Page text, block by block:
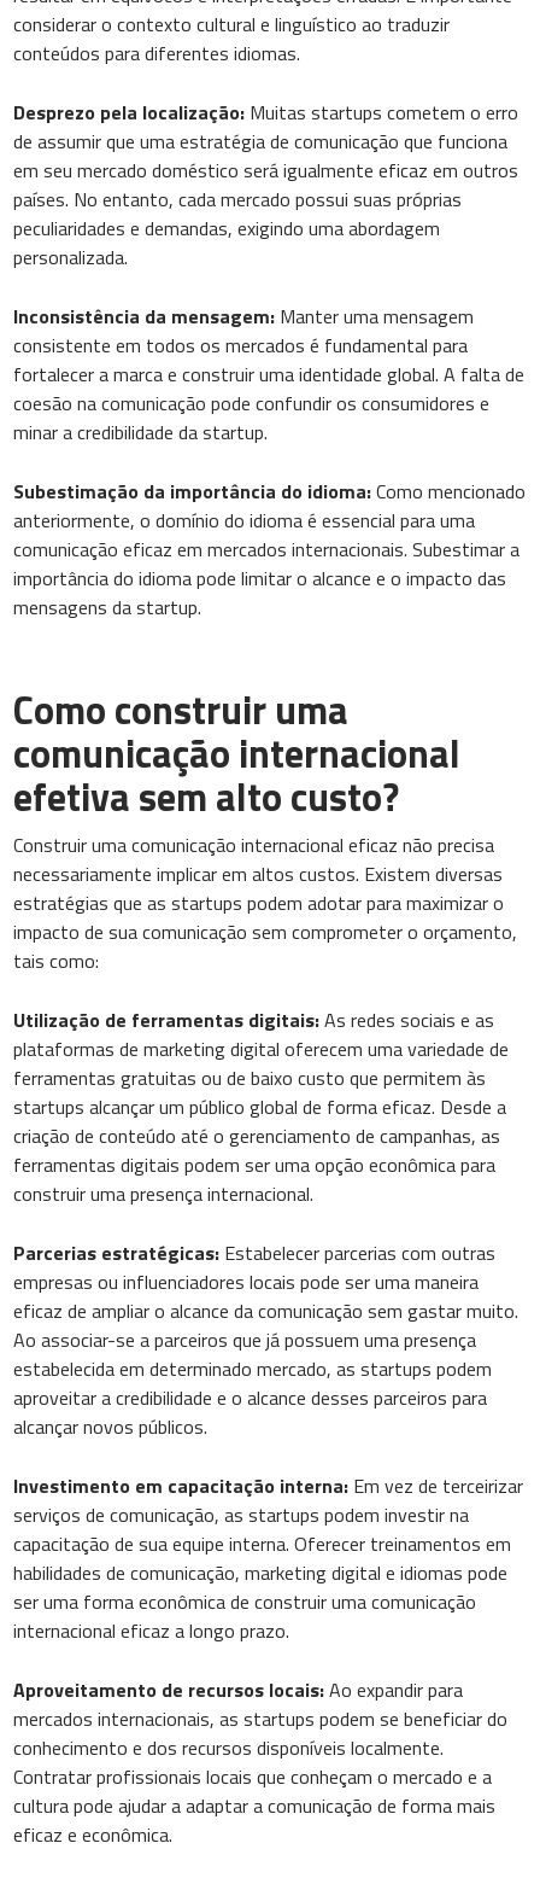
considerar o contexto cultural e linguístico ao traduzir
conteúdos para diferentes idiomas.
Desprezo pela localização: Muitas startups cometem o erro
de assumir que uma estratégia de comunicação que funciona
em seu mercado doméstico será igualmente eficaz em outros
países. No entanto, cada mercado possui suas próprias
peculiaridades e demandas, exigindo uma abordagem
personalizada.
Inconsistência da mensagem: Manter uma mensagem
consistente em todos os mercados é fundamental para
fortalecer a marca e construir uma identidade global. A falta de
coesão na comunicação pode confundir os consumidores e
minar a credibilidade da startup.
Subestimação da importância do idioma:Como mencionado
anteriormente, o domínio do idioma é essencial para uma
comunicação eficaz em mercados internacionais. Subestimar a
importância do idioma pode limitar o alcance e o impacto das
mensagens da startup.
Como construir uma
comunicação internacional
efetiva sem alto custo?
Construir uma comunicação internacional eficaz não precisa
necessariamente implicar em altos custos. Existem diversas
estratégias que as startups podem adotar para maximizar o
impacto de sua comunicação sem comprometer o orçamento,
tais como:
Utilização de ferramentas digitais:As redes sociais e as
plataformas de marketing digital oferecem uma variedade de
ferramentas gratuitas ou de baixo custo que permitem às
startups alcançar um público global de forma eficaz. Desde a
criação de conteúdo até o gerenciamento de campanhas, as
ferramentas digitais podem ser uma opção econômica para
construir uma presença internacional.
Parcerias estratégicas: Estabelecer parcerias com outras
empresas ou influenciadores locais pode ser uma maneira
eficaz de ampliar o alcance da comunicação sem gastar muito.
Ao associar-se a parceiros que já possuem uma presença
estabelecida em determinado mercado, as startups podem
aproveitar a credibilidade e o alcance desses parceiros para
alcançar novos públicos.
Investimento em capacitação interna: Em vez de terceirizar
serviços de comunicação, as startups podem investir na
capacitação de sua equipe interna. Oferecer treinamentos em
habilidades de comunicação, marketing digital e idiomas pode
ser uma forma econômica de construir uma comunicação
internacional eficaz a longo prazo.
Aproveitamento de recursos locais:Ao expandir para
mercados internacionais, as startups podem se beneficiar do
conhecimento e dos recursos disponíveis localmente.
Contratar profissionais locais que conheçam o mercado e a
cultura pode ajudar a adaptar a comunicação de forma mais
eficaz e econômica.